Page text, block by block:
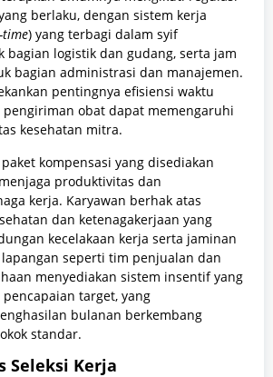
berlaku, dengan sistem kerja
) yang terbagi dalam syif
bagian logistik dan gudang, serta jam
bagian administrasi dan manajemen.
pentingnya efisiensi waktu
pengiriman obat dapat memengaruhi
kesehatan mitra.
kompensasi yang disediakan
produktivitas dan
kerja. Karyawan berhak atas
dan ketenagakerjaan yang
kecelakaan kerja serta jaminan
seperti tim penjualan dan
menyediakan sistem insentif yang
target, yang
bulanan berkembang
standar.
Seleksi Kerja